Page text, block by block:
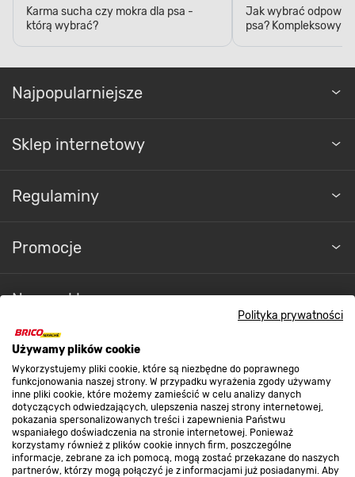
Polityka prywatności
Używamy plików cookie
Wykorzystujemy pliki cookie, które są niezbędne do poprawnego
funkcjonowania naszej strony. W przypadku wyrażenia zgody używamy
inne pliki cookie, które możemy zamieścić w celu analizy danych
dotyczących odwiedzających, ulepszenia naszej strony internetowej,
pokazania spersonalizowanych treści i zapewnienia Państwu
wspaniałego doświadczenia na stronie internetowej. Ponieważ
korzystamy również z plików cookie innych firm, poszczególne
informacje, zebrane za ich pomocą, mogą zostać przekazane do naszych
partnerów, którzy mogą połączyć je z informacjami już posiadanymi. Aby
Karma sucha czy mokra dla psa -
którą wybrać?
Jak wybrać
psa? Kompleksowy
Najpopularniejsze
Sklep internetowy
Regulaminy
Promocje
Nasze sklepy
O nas
Kontakt do sklepu
Strefa biznesu